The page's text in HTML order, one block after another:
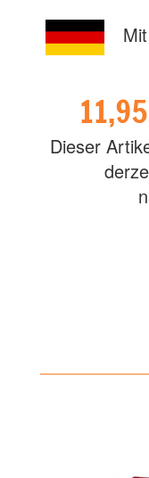
Dieser